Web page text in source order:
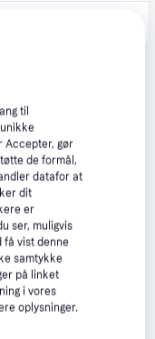
til
Accepter, gør
de formål,
datafor at
dit
er
ser, muligvis
få vist denne
samtykke
på linket
i vores
oplysninger.